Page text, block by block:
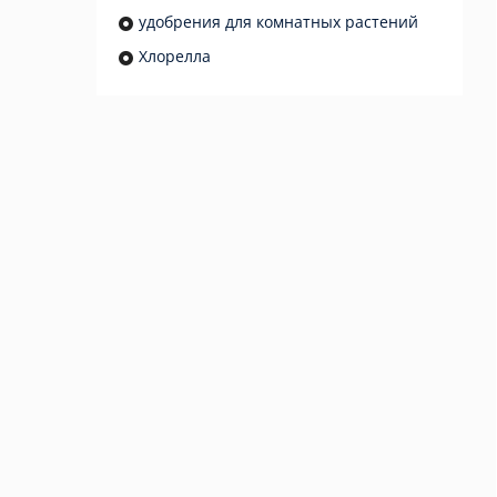
удобрения для комнатных растений
Хлорелла